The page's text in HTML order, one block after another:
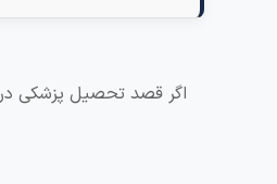
اگر قصد تحصیل پزشکی در